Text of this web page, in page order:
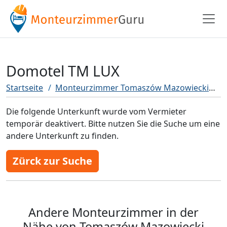
Domotel TM LUX
Startseite Monteurzimmer Tomaszów Mazowiecki
Die folgende Unterkunft wurde vom Vermieter
temporär deaktivert. Bitte nutzen Sie die Suche um eine
andere Unterkunft zu finden.
Zürck zur Suche
Andere Monteurzimmer in der